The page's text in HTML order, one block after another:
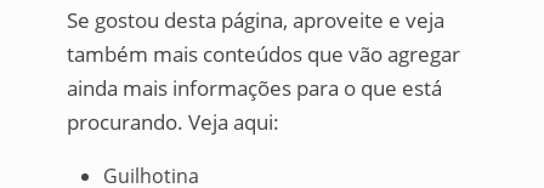
Se gostou desta página, aproveite e veja
também mais conteúdos que vão agregar
ainda mais informações para o que está
procurando. Veja aqui:
Guilhotina